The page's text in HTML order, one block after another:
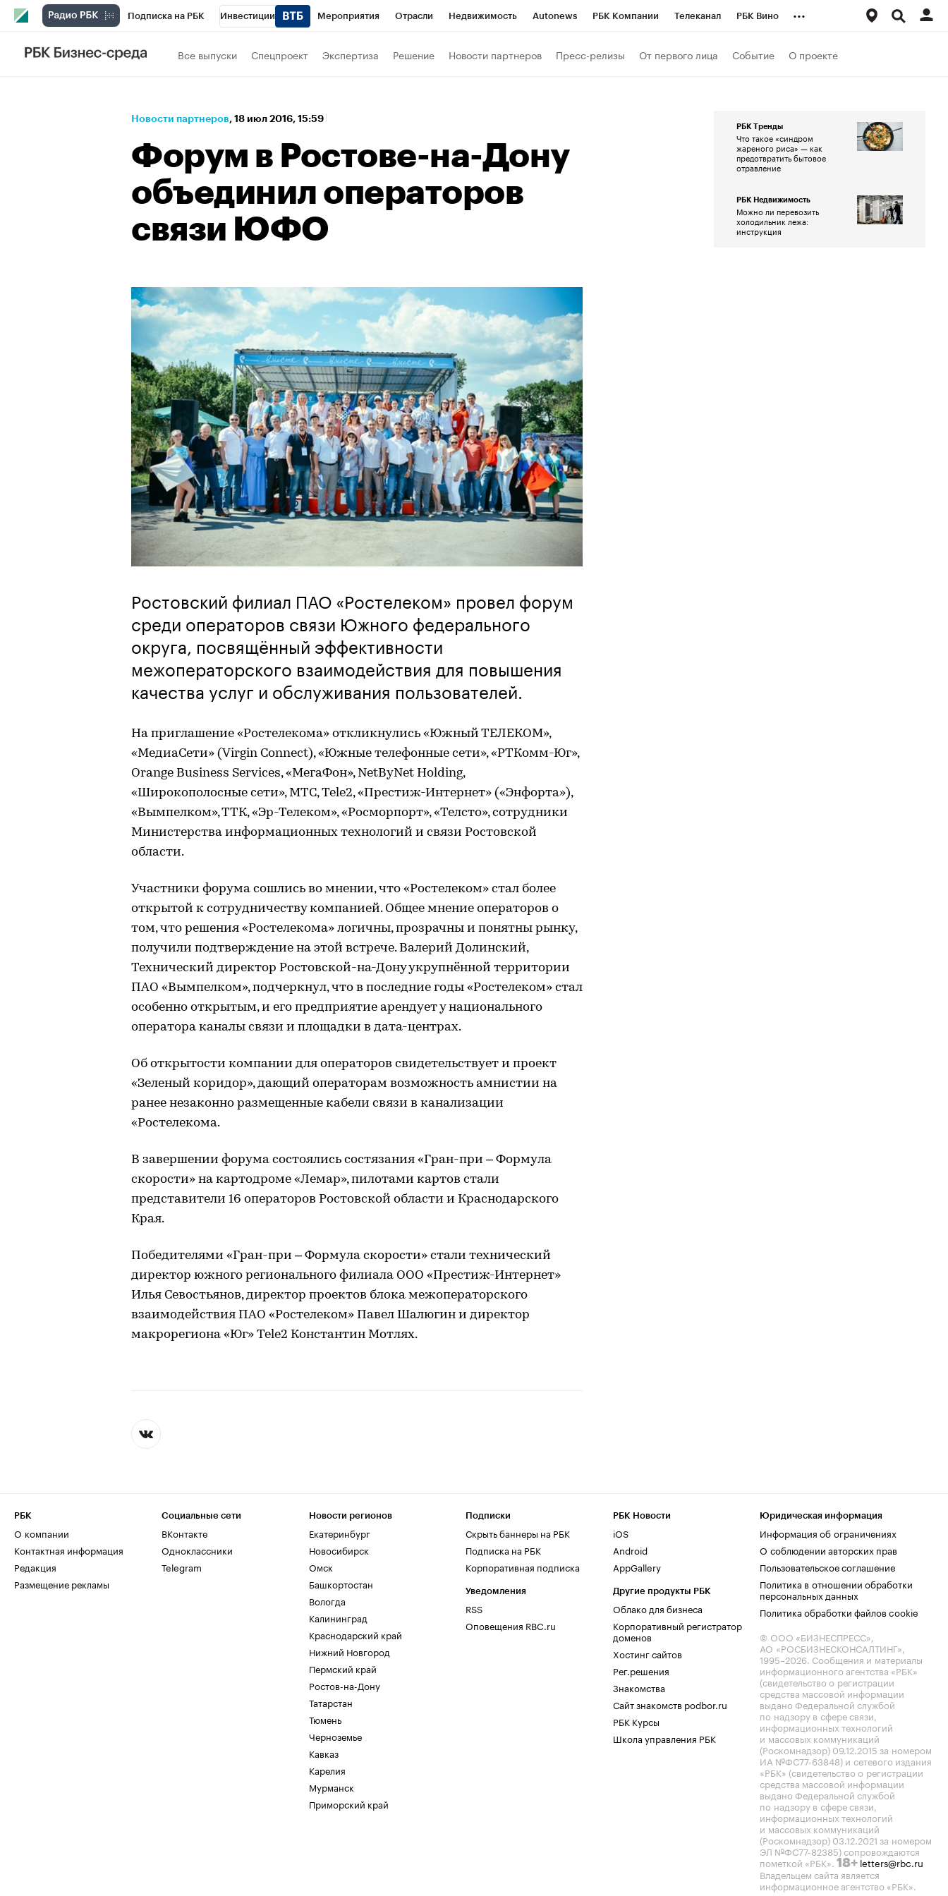
Подписка на РБК Инвестиции Мероприятия Отрасли Недвижимость Autonews РБК Компании Телеканал РБК Вино
Спорт
Технологии и медиа Рынок наличной валюты
...
Все выпуски Спецпроект Экспертиза Решение Новости партнеров Пресс-релизы От первого лица Событие О проекте
Новости партнеров⁠, 18 июл 2016, 15:59
Форум в Ростове-на-Дону
объединил операторов
связи ЮФО
Ростовский филиал ПАО «Ростелеком» провел форум
среди операторов связи Южного федерального
округа, посвящённый эффективности
межоператорского взаимодействия для повышения
качества услуг и обслуживания пользователей.
На приглашение «Ростелекома» откликнулись «Южный ТЕЛЕКОМ»,
«МедиаСети» (Virgin Connect), «Южные телефонные сети», «РТКомм-Юг»,
Orange Business Services, «МегаФон», NetByNet Holding,
«Широкополосные сети», МТС, Tele2, «Престиж-Интернет» («Энфорта»),
«Вымпелком», ТТК, «Эр-Телеком», «Росморпорт», «Телсто», сотрудники
Министерства информационных технологий и связи Ростовской
области.
Участники форума сошлись во мнении, что «Ростелеком» стал более
открытой к сотрудничеству компанией. Общее мнение операторов о
том, что решения «Ростелекома» логичны, прозрачны и понятны рынку,
получили подтверждение на этой встрече. Валерий Долинский,
Технический директор Ростовской-на-Дону укрупнённой территории
ПАО «Вымпелком», подчеркнул, что в последние годы «Ростелеком» стал
особенно открытым, и его предприятие арендует у национального
оператора каналы связи и площадки в дата-центрах.
Об открытости компании для операторов свидетельствует и проект
«Зеленый коридор», дающий операторам возможность амнистии на
ранее незаконно размещенные кабели связи в канализации
«Ростелекома.
В завершении форума состоялись состязания «Гран-при – Формула
скорости» на картодроме «Лемар», пилотами картов стали
представители 16 операторов Ростовской области и Краснодарского
Края.
Победителями «Гран-при – Формула скорости» стали технический
директор южного регионального филиала ООО «Престиж-Интернет»
Илья Севостьянов, директор проектов блока межоператорского
взаимодействия ПАО «Ростелеком» Павел Шалюгин и директор
макрорегиона «Юг» Tele2 Константин Мотлях.
РБК Тренды
Что такое «синдром
жареного риса» — как
предотвратить бытовое
отравление
РБК Недвижимость
Можно ли перевозить
холодильник лежа:
инструкция
РБК
О компании
Контактная информация
Редакция
Размещение рекламы
Социальные сети
ВКонтакте
Одноклассники
Telegram
Новости регионов
Екатеринбург
Новосибирск
Омск
Башкортостан
Вологда
Калининград
Краснодарский край
Нижний Новгород
Пермский край
Ростов-на-Дону
Татарстан
Тюмень
Черноземье
Кавказ
Карелия
Мурманск
Приморский край
Подписки
Скрыть баннеры на РБК
Подписка на РБК
Корпоративная подписка
Уведомления
RSS
Оповещения RBC.ru
РБК Новости
iOS
Android
AppGallery
Другие продукты РБК
Облако для бизнеса
Корпоративный регистратор
доменов
Хостинг сайтов
Рег.решения
Знакомства
Сайт знакомств podbor.ru
РБК Курсы
Школа управления РБК
Юридическая информация
Информация об ограничениях
О соблюдении авторских прав
Пользовательское соглашение
Политика в отношении обработки
персональных данных
Политика обработки файлов cookie
© ООО «БИЗНЕСПРЕСС»,
АО «РОСБИЗНЕСКОНСАЛТИНГ»,
1995–2026. Сообщения и материалы
информационного агентства «РБК»
(свидетельство о регистрации
средства массовой информации
выдано Федеральной службой
по надзору в сфере связи,
информационных технологий
и массовых коммуникаций
(Роскомнадзор) 09.12.2015 за номером
ИА №ФС77-63848) и сетевого издания
«РБК» (свидетельство о регистрации
средства массовой информации
выдано Федеральной службой
по надзору в сфере связи,
информационных технологий
и массовых коммуникаций
(Роскомнадзор) 03.12.2021 за номером
ЭЛ №ФС77-82385) сопровождаются
пометкой «РБК». 18+ letters@rbc.ru
Владельцем сайта является
информационное агентство «РБК».